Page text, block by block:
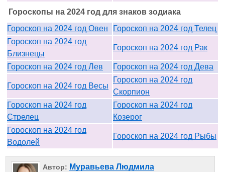
Гороскопы на 2024 год для знаков зодиака
Гороскоп на 2024 год Овен
Гороскоп на 2024 год Телец
Гороскоп на 2024 год
Близнецы
Гороскоп на 2024 год Рак
Гороскоп на 2024 год Лев Гороскоп на 2024 год Дева
Гороскоп на 2024 год Весы
Гороскоп на 2024 год
Скорпион
Гороскоп на 2024 год
Стрелец
Гороскоп на 2024 год
Козерог
Гороскоп на 2024 год
Водолей
Гороскоп на 2024 год Рыбы
Автор: Муравьева Людмила